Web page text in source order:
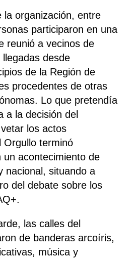
la organización, entre
participaron en una
reunió a vecinos de
desde
de la Región de
procedentes de otras
Lo que pretendía
a la decisión del
los actos
Orgullo terminó
un acontecimiento de
nacional, situando a
del debate sobre los
las calles del
de banderas arcoíris,
música y